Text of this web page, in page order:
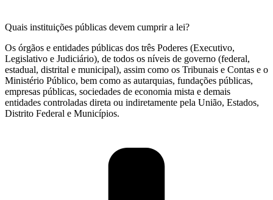
Quais instituições públicas devem cumprir a lei?
Os órgãos e entidades públicas dos três Poderes (Executivo,
Legislativo e Judiciário), de todos os níveis de governo (federal,
estadual, distrital e municipal), assim como os Tribunais e Contas e o
Ministério Público, bem como as autarquias, fundações públicas,
empresas públicas, sociedades de economia mista e demais
entidades controladas direta ou indiretamente pela União, Estados,
Distrito Federal e Municípios.